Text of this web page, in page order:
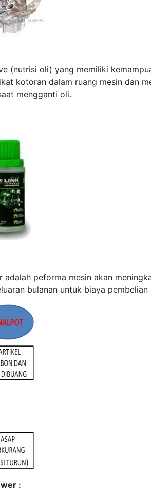
(nutrisi oli) yang memiliki
kotoran dalam ruang mesin dan
mengganti oli.
adalah peforma mesin akan
bulanan untuk biaya
: